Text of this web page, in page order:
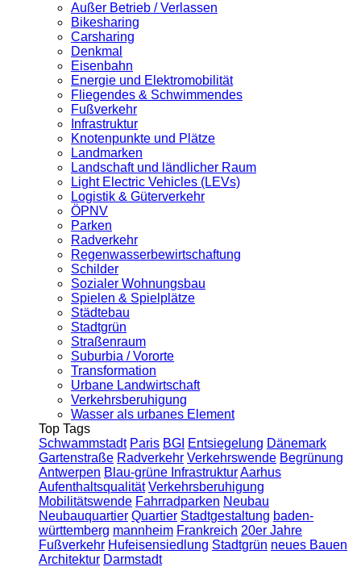
Außer Betrieb / Verlassen
Bikesharing
Carsharing
Denkmal
Eisenbahn
Energie und Elektromobilität
Fliegendes & Schwimmendes
Fußverkehr
Infrastruktur
Knotenpunkte und Plätze
Landmarken
Landschaft und ländlicher Raum
Light Electric Vehicles (LEVs)
Logistik & Güterverkehr
ÖPNV
Parken
Radverkehr
Regenwasserbewirtschaftung
Schilder
Sozialer Wohnungsbau
Spielen & Spielplätze
Städtebau
Stadtgrün
Straßenraum
Suburbia / Vororte
Transformation
Urbane Landwirtschaft
Verkehrsberuhigung
Wasser als urbanes Element
Top Tags
Schwammstadt Paris BGI Entsiegelung Dänemark
Gartenstraße Radverkehr Verkehrswende Begrünung
Antwerpen Blau-grüne InfrastrukturAarhus
Aufenthaltsqualität Verkehrsberuhigung
Mobilitätswende Fahrradparken Neubau
Neubauquartier Quartier Stadtgestaltung baden-
württemberg mannheim Frankreich 20er Jahre
Fußverkehr Hufeisensiedlung Stadtgrün neues Bauen
Architektur Darmstadt